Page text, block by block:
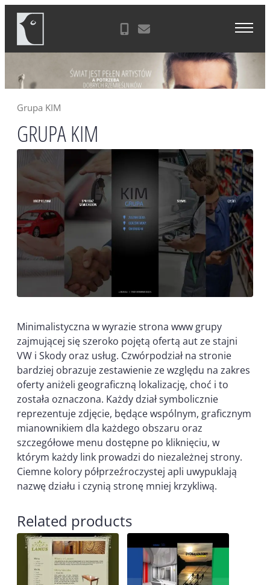
Skip
content
Agencja Reklamowa Zielona Góra
Grupa KIM
GRUPA KIM
Minimalistyczna w wyrazie strona www grupy
zajmującej się szeroko pojętą ofertą aut ze stajni
VW i Skody oraz usług. Czwórpodział na stronie
bardziej obrazuje zestawienie ze względu na zakres
oferty aniżeli geograficzną lokalizację, choć i to
została oznaczona. Każdy dział symbolicznie
reprezentuje zdjęcie, będące wspólnym, graficznym
mianownikiem dla każdego obszaru oraz
szczegółowe menu dostępne po kliknięciu, w
którym każdy link prowadzi do niezależnej strony.
Ciemne kolory półprzeźroczystej apli uwypuklają
nazwę działu i czynią stronę mniej krzykliwą.
Related products